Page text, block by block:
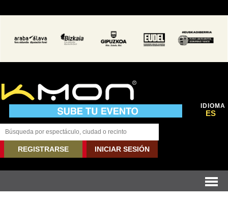
IDIOMA
ES
REGISTRARSE INICIAR SESIÓN